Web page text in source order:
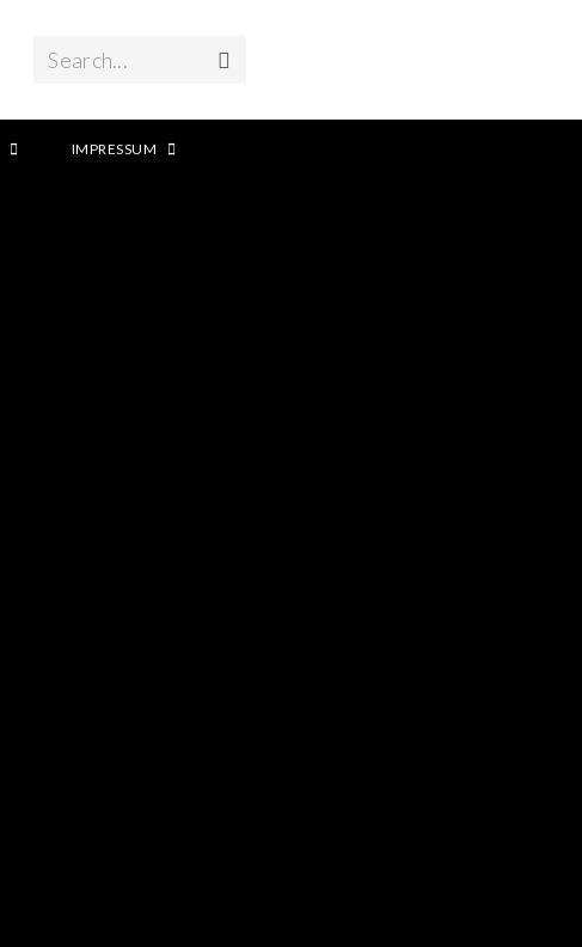
Search...
IMPRESSUM